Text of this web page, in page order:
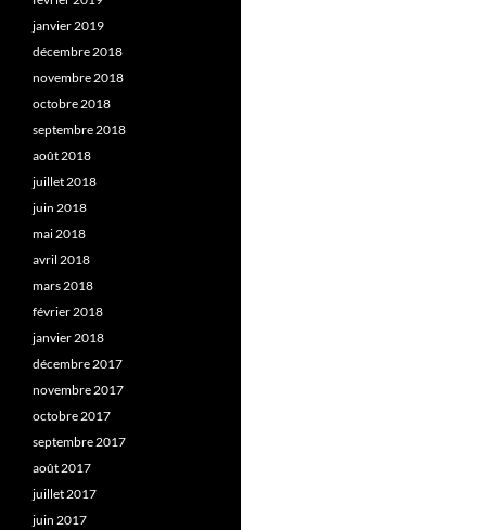
janvier 2019
décembre 2018
novembre 2018
octobre 2018
septembre 2018
août 2018
juillet 2018
juin 2018
mai 2018
avril 2018
mars 2018
février 2018
janvier 2018
décembre 2017
novembre 2017
octobre 2017
septembre 2017
août 2017
juillet 2017
juin 2017